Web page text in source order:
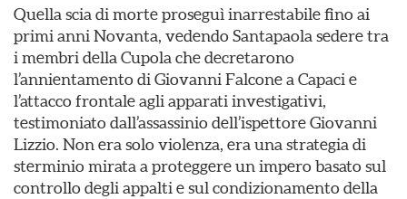
Quella scia di morte proseguì inarrestabile fino ai
primi anni Novanta, vedendo Santapaola sedere tra
i membri della Cupola che decretarono
l’annientamento di Giovanni Falcone a Capaci e
l’attacco frontale agli apparati investigativi,
testimoniato dall’assassinio dell’ispettore Giovanni
Lizzio. Non era solo violenza, era una strategia di
sterminio mirata a proteggere un impero basato sul
controllo degli appalti e sul condizionamento della